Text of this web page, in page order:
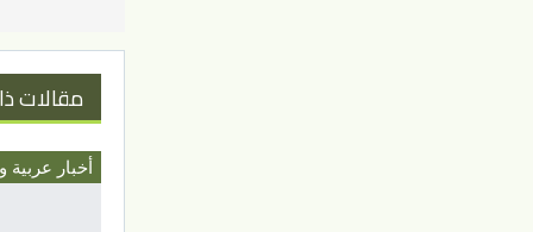
مقالات
أخبار عربية